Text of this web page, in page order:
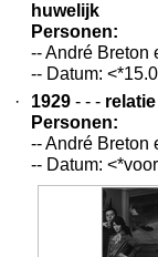
huwelijk
Personen:
-- André Breton
-- Datum:
·
1929 - - - relatie
Personen:
-- André Breton
-- Datum: